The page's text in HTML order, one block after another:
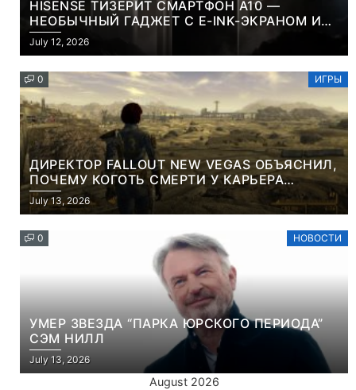
HISENSE ТИЗЕРИТ СМАРТФОН A10 —
НЕОБЫЧНЫЙ ГАДЖЕТ С E-INK-ЭКРАНОМ И
СЪЕМНОЙ LCD-ПАНЕЛЬЮ ДЛЯ ЦВЕТНОГО
КОНТЕНТА И СОЦСЕТЕЙ
July 12, 2026
0 ИГРЫ
ДИРЕКТОР FALLOUT NEW VEGAS ОБЪЯСНИЛ,
ПОЧЕМУ КОГОТЬ СМЕРТИ У КАРЬЕРА
НАМЕРЕННО СНОСИТ ВАМ ГОЛОВУ
July 13, 2026
0 НОВОСТИ
УМЕР ЗВЕЗДА “ПАРКА ЮРСКОГО ПЕРИОДА”
СЭМ НИЛЛ
July 13, 2026
August 2026